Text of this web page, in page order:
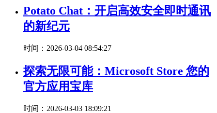
Potato Chat：开启高效安全即时通讯
的新纪元
时间：2026-03-04 08:54:27
探索无限可能：Microsoft Store 您的
官方应用宝库
时间：2026-03-03 18:09:21